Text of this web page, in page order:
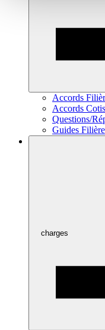
Accords
Accords
Questions/
Guides Filière
charges